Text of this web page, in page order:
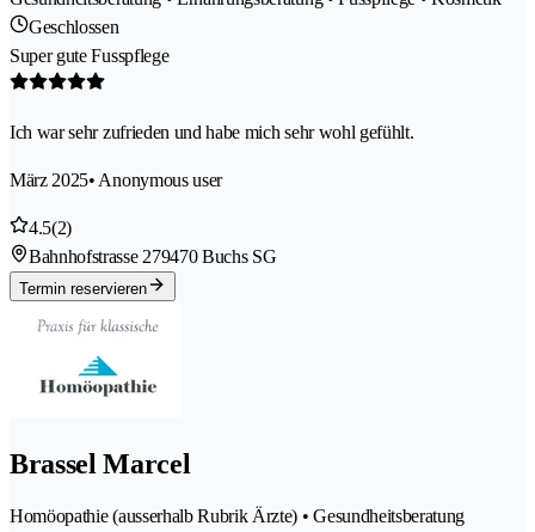
Geschlossen
Super gute Fusspflege
Ich war sehr zufrieden und habe mich sehr wohl gefühlt.
März 2025• Anonymous user
4.5(2)
Bahnhofstrasse 279470 Buchs SG
Termin reservieren
Brassel Marcel
Homöopathie (ausserhalb Rubrik Ärzte) • Gesundheitsberatung